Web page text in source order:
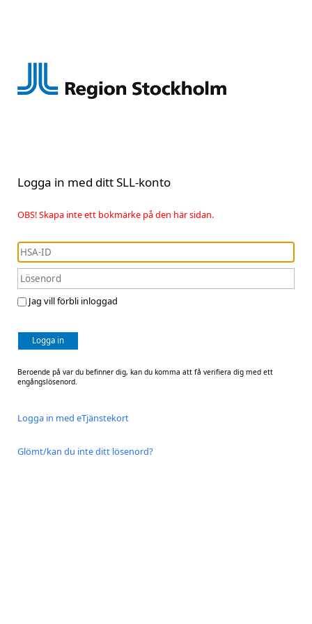
Logga in med ditt SLL-konto
OBS! Skapa inte ett bokmärke på den här sidan.
Jag vill förbli inloggad
Logga in
Beroende på var du befinner dig, kan du komma att få verifiera dig med ett
engångslösenord.
Logga in med eTjänstekort
Glömt/kan du inte ditt lösenord?